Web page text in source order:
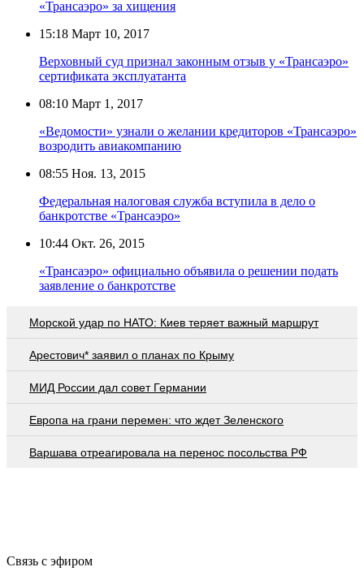
«Трансаэро» за хищения
15:18 Март 10, 2017
Верховный суд признал законным отзыв у «Трансаэро»
сертификата эксплуатанта
08:10 Март 1, 2017
«Ведомости» узнали о желании кредиторов «Трансаэро»
возродить авиакомпанию
08:55 Ноя. 13, 2015
Федеральная налоговая служба вступила в дело о
банкротстве «Трансаэро»
10:44 Окт. 26, 2015
«Трансаэро» официально объявила о решении подать
заявление о банкротстве
Морской удар по НАТО: Киев теряет важный маршрут
Арестович* заявил о планах по Крыму
МИД России дал совет Германии
Европа на грани перемен: что ждет Зеленского
Варшава отреагировала на перенос посольства РФ
Связь с эфиром